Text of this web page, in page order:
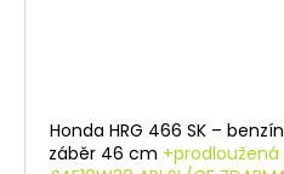
Honda HRG 466 SK –
záběr 46 cm +prodloužená